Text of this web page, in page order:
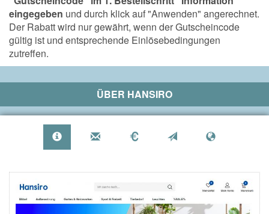
eingegeben und durch klick auf "Anwenden" angerechnet.
Der Rabatt wird nur gewährt, wenn der Gutscheincode
gültig ist und entsprechende Einlösebedingungen
zutreffen.
ÜBER HANSIRO